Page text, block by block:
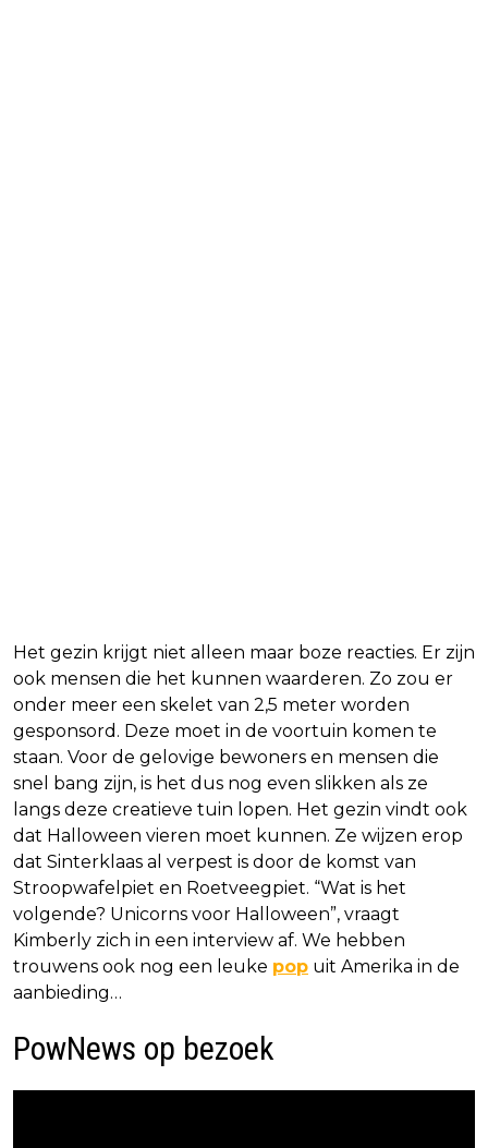
Het gezin krijgt niet alleen maar boze reacties. Er zijn
ook mensen die het kunnen waarderen. Zo zou er
onder meer een skelet van 2,5 meter worden
gesponsord. Deze moet in de voortuin komen te
staan. Voor de gelovige bewoners en mensen die
snel bang zijn, is het dus nog even slikken als ze
langs deze creatieve tuin lopen. Het gezin vindt ook
dat Halloween vieren moet kunnen. Ze wijzen erop
dat Sinterklaas al verpest is door de komst van
Stroopwafelpiet en Roetveegpiet. “Wat is het
volgende? Unicorns voor Halloween”, vraagt
Kimberly zich in een interview af. We hebben
trouwens ook nog een leuke pop uit Amerika in de
aanbieding…
PowNews op bezoek